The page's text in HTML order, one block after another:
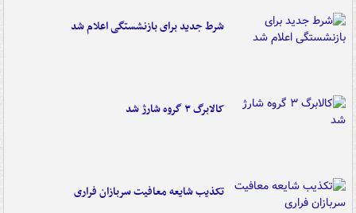
شرط جدید برای بازنشستگی اعلام شد
کالابرگ ۳ گروه شارژ شد
تکذیب شایعه معافیت سربازان فراری